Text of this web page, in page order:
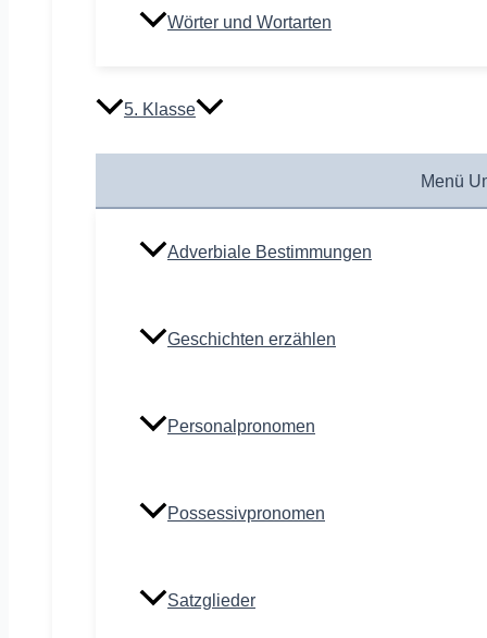
Wörter und Wortarten
5. Klasse
Menü
Adverbiale Bestimmungen
Geschichten erzählen
Personalpronomen
Possessivpronomen
Satzglieder